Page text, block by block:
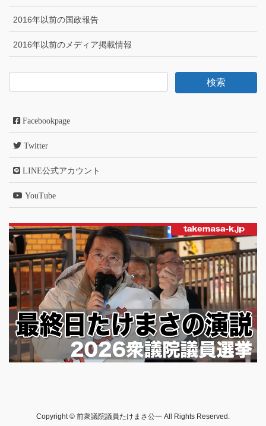
2016年以前の国政報告
2016年以前のメディア掲載情報
Facebookpage
Twitter
LINE公式アカウント
YouTube
Copyright © 前衆議院議員たけまさ公一 All Rights Reserved.